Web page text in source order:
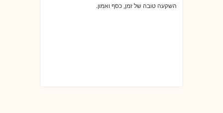
השקעה טובה של זמן, כסף ואמון.